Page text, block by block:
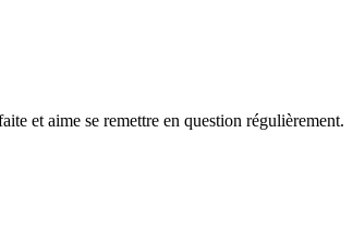
et aime se remettre en question régulièrement.